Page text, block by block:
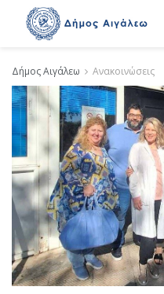
Δήμος Αιγάλεω Ανακοινώσεις